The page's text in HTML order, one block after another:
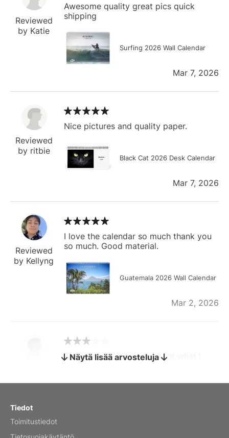
Reviewed
by Katie
Awesome quality great pics quick
shipping
Surfing 2026 Wall Calendar
Mar 7, 2026
Reviewed
by ritbie
Nice pictures and quality paper.
Black Cat 2026 Desk Calendar
Mar 7, 2026
Reviewed
by Kellyng
I love the calendar so much thank you
so much. Good material.
Guatemala 2026 Wall Calendar
Mar 2, 2026
by charles
The calendar is too small for what I
bought it for
Näytä lisää arvosteluja
Tiedot
Toimitustiedot